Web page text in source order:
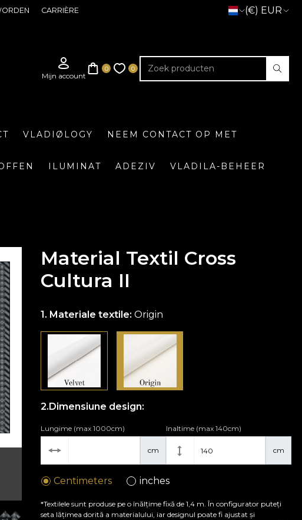
CARRIÈRE (€) EUR
VLADIØLOGY NEEM CONTACT OP MET
ILUMINAT ADEZIV VLADILA-BEHEER
Material Textil Cross
Cultura II
Materiale textile:Origin
Dimensiune design:
cm
Lungime (max 1000cm)
cm
Inaltime (max 140cm)
Centimeters inches
*Textilele sunt produse pe o înălțime fixă de 1,4 m. În configurator puteți
seta lățimea dorită a materialului, iar designul poate fi ajustat și